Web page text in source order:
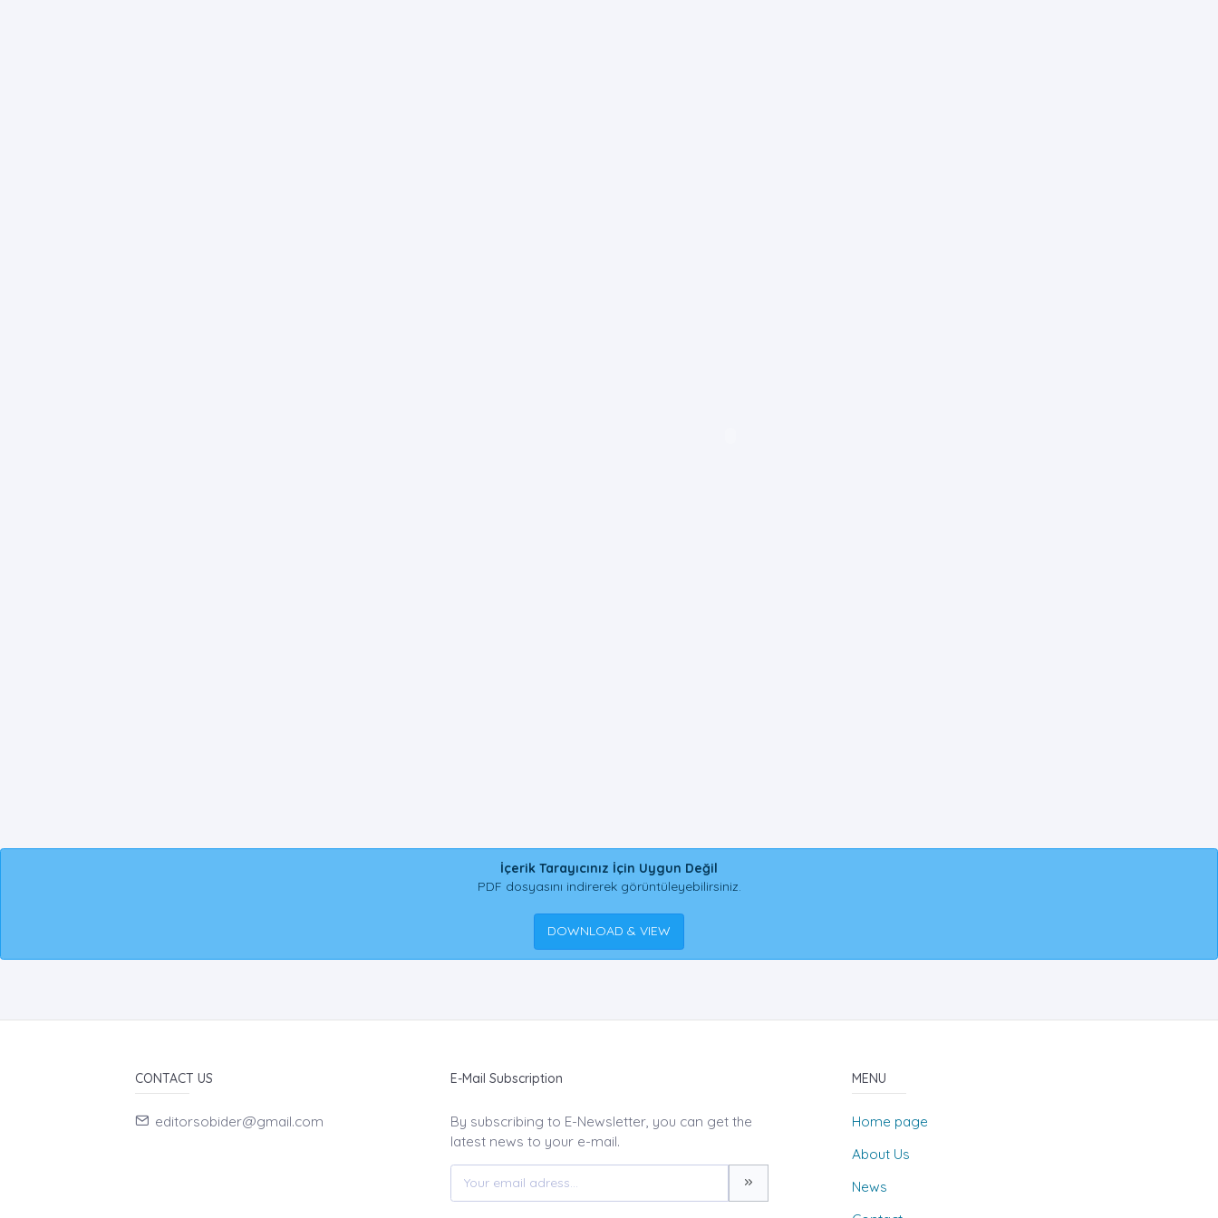
İçerik Tarayıcınız İçin Uygun Değil
PDF dosyasını indirerek görüntüleyebilirsiniz.
DOWNLOAD & VIEW
CONTACT US
editorsobider@gmail.com
E-Mail Subscription
By subscribing to E-Newsletter, you can get the
latest news to your e-mail.
MENU
Home page
About Us
News